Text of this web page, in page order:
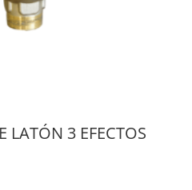
LATÓN 3 EFECTOS